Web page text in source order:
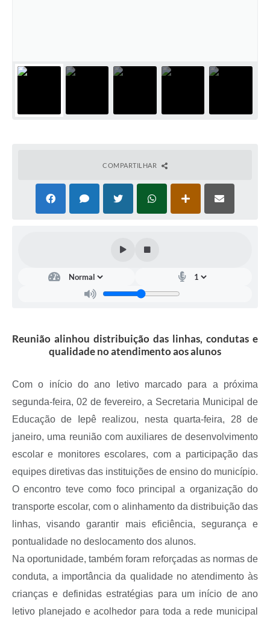
Legislação
Acessibilidade
Secretarias
A Prefeitura
Serviço de Informação ao Cidadão (SIC)
COMPARTILHAR
Reunião alinhou distribuição das linhas, condutas e
qualidade no atendimento aos alunos
Com o início do ano letivo marcado para a próxima
segunda-feira, 02 de fevereiro, a Secretaria Municipal de
Educação de Iepê realizou, nesta quarta-feira, 28 de
janeiro, uma reunião com auxiliares de desenvolvimento
escolar e monitores escolares, com a participação das
equipes diretivas das instituições de ensino do município.
O encontro teve como foco principal a organização do
transporte escolar, com o alinhamento da distribuição das
linhas, visando garantir mais eficiência, segurança e
pontualidade no deslocamento dos alunos.
Na oportunidade, também foram reforçadas as normas de
conduta, a importância da qualidade no atendimento às
crianças e definidas estratégias para um início de ano
letivo planejado e acolhedor para toda a rede municipal